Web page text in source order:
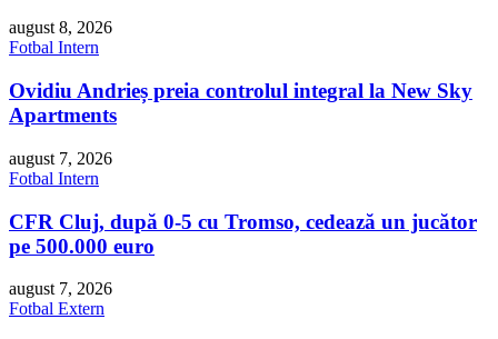
august 8, 2026
Fotbal Intern
Ovidiu Andrieș preia controlul integral la New Sky
Apartments
august 7, 2026
Fotbal Intern
CFR Cluj, după 0-5 cu Tromso, cedează un jucător
pe 500.000 euro
august 7, 2026
Fotbal Extern